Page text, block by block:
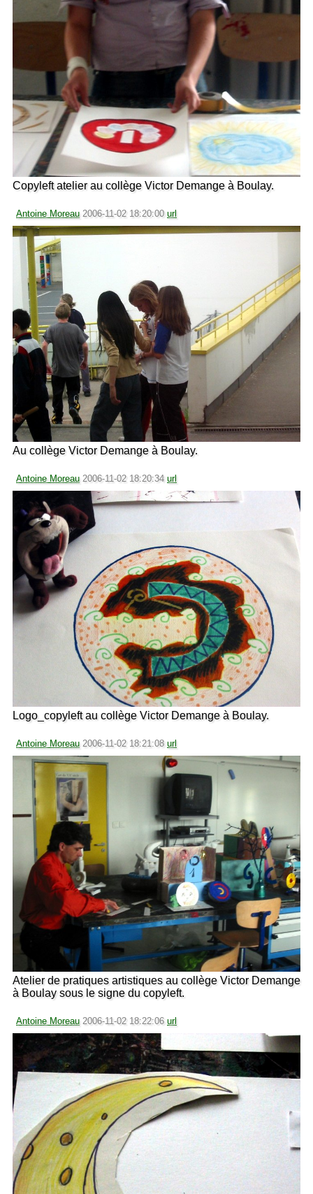
Copyleft atelier au collège Victor Demange à Boulay.
Antoine Moreau 2006-11-02 18:20:00 url
Au collège Victor Demange à Boulay.
Antoine Moreau 2006-11-02 18:20:34 url
Logo_copyleft au collège Victor Demange à Boulay.
Antoine Moreau 2006-11-02 18:21:08 url
Atelier de pratiques artistiques au collège Victor Demange
à Boulay sous le signe du copyleft.
Antoine Moreau 2006-11-02 18:22:06 url